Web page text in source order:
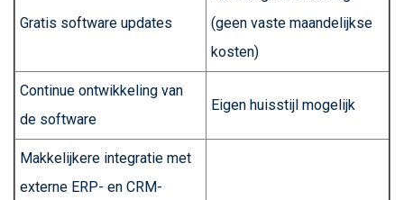
Gratis software updates
(geen vaste maandelijkse
kosten)
Continue ontwikkeling van
de software
Eigen huisstijl mogelijk
Makkelijkere integratie met
externe ERP- en CRM-